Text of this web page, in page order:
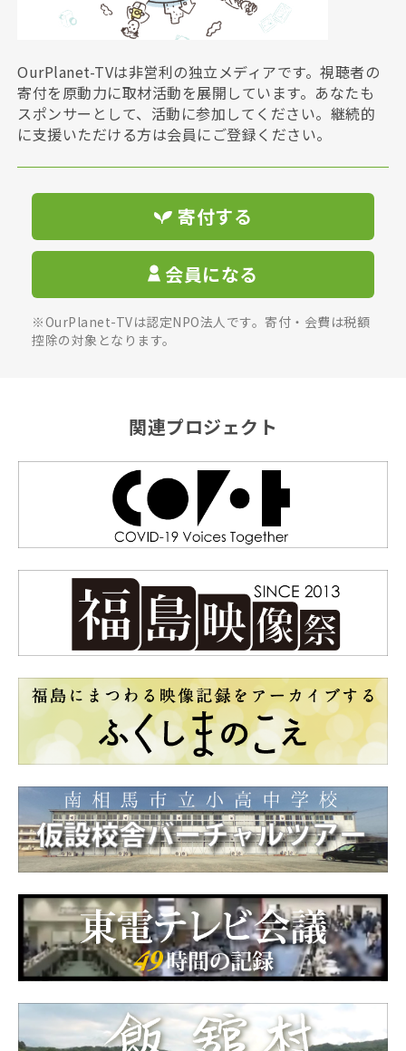
OurPlanet-TVは非営利の独立メディアです。視聴者の
寄付を原動力に取材活動を展開しています。あなたも
スポンサーとして、活動に参加してください。継続的
に支援いただける方は会員にご登録ください。
寄付する
会員になる
※OurPlanet-TVは認定NPO法人です。寄付・会費は税額
控除の対象となります。
関連プロジェクト